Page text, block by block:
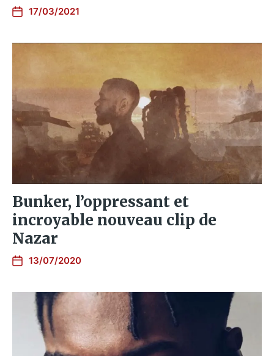
17/03/2021
Bunker, l’oppressant et
incroyable nouveau clip de
Nazar
13/07/2020